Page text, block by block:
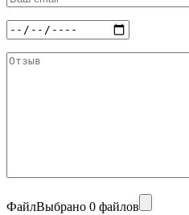
ФайлВыбрано 0 файлов